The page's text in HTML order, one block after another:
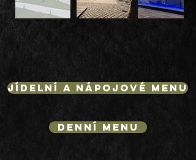
jídelní a nápojové menu
denní menu